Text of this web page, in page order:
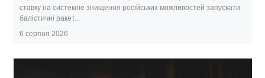
ставку на системне знищення російських можливостей запускати
балістичні ракет...
6 серпня 2026